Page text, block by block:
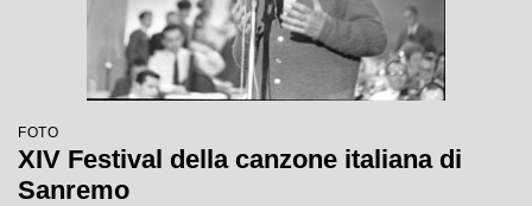
FOTO
XIV Festival della canzone italiana di
Sanremo